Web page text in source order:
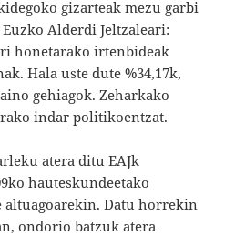
gizarteak mezu garbi
Alderdi Jeltzaleari:
honetarako irtenbideak
Hala uste dute %34,17k,
gehiagok. Zeharkako
indar politikoentzat.
atera ditu EAJk
hauteskundeetako
altuagoarekin. Datu horrekin
ondorio batzuk atera